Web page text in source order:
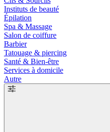
Instituts de beauté
Épilation
Spa & Massage
Salon de coiffure
Barbier
Tatouage & piercing
Santé & Bien-être
Services à domicile
Autre